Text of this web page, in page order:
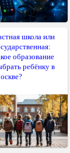
школа или
образование
ребёнку в